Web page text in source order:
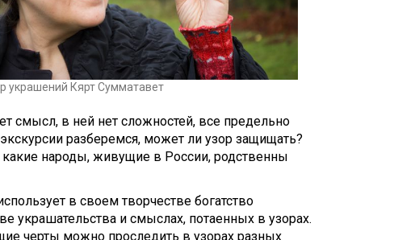
украшений Кярт Сумматавет
смысл, в ней нет сложностей, все предельно
разберемся, может ли узор защищать?
народы, живущие в России, родственны
в своем творчестве богатство
украшательства и смыслах, потаенных в узорах.
черты можно проследить в узорах разных